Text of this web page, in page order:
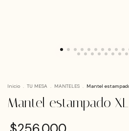
Inicio . TU MESA . MANTELES . Mantel
Mantel estampado